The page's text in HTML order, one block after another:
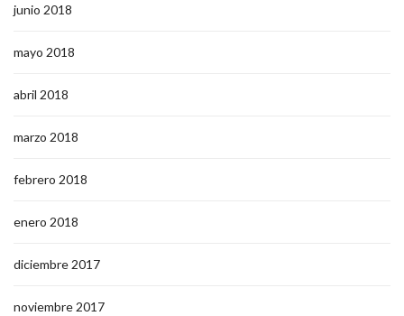
junio 2018
mayo 2018
abril 2018
marzo 2018
febrero 2018
enero 2018
diciembre 2017
noviembre 2017